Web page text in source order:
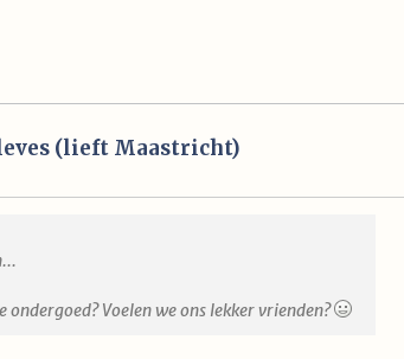
(lieft Maastricht)
ondergoed? Voelen we ons lekker vrienden?